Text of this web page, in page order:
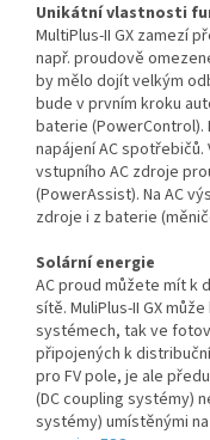
Unikátní vlastnosti
MultiPlus-II GX zamezí
např. proudově
by mělo dojít velkým
bude v prvním kroku
baterie (PowerControl).
napájení AC
vstupního AC zdroje
(PowerAssist). Na AC
zdroje i z baterie
Solární energie
AC proud můžete mít k
sítě. MuliPlus-II GX
systémech, tak ve
připojených k
pro FV pole, je ale
(DC coupling systémy)
systémy) umístěnými